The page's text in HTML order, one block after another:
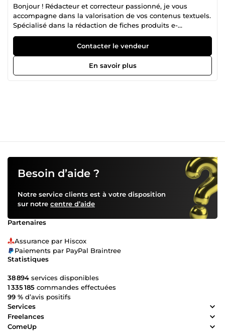
Bonjour ! Rédacteur et correcteur passionné, je vous
accompagne dans la valorisation de vos contenus textuels.
Spécialisé dans la rédaction de fiches produits e-
commerce percutantes et la correction de documents, je
mets mon sérieux, ma rigueur et ma réactivité au service
de votre projet pour vous aider à booster vos ventes et
votre visibilité. N'hésitez pas à me contacter pour toute
question
Contacter le vendeur
En savoir plus
Besoin d’aide ?
Notre service clients est à votre disposition
sur notre centre d’aide
Partenaires
Assurance par Hiscox
Paiements par PayPal Braintree
Statistiques
38 894 services disponibles
1 335 185 commandes effectuées
99 % d’avis positifs
Services
Freelances
ComeUp